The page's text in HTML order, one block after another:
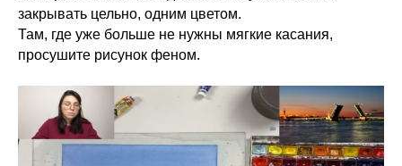
закрывать цельно, одним цветом.
Там, где уже больше не нужны мягкие касания,
просушите рисунок феном.